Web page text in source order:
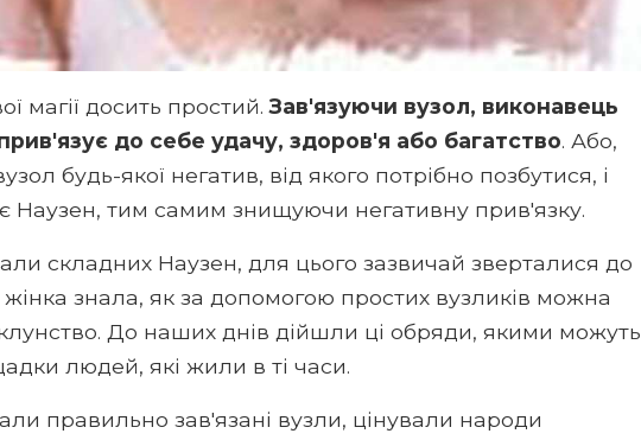
магії досить простий.Зав'язуючи вузол, виконавець
до себе удачу, здоров'я або багатство. Або,
будь-якої негатив, від якого потрібно позбутися, і
Наузен, тим самим знищуючи негативну прив'язку.
складних Наузен, для цього зазвичай зверталися до
знала, як за допомогою простих вузликів можна
До наших днів дійшли ці обряди, якими можуть
людей, які жили в ті часи.
правильно зав'язані вузли, цінували народи